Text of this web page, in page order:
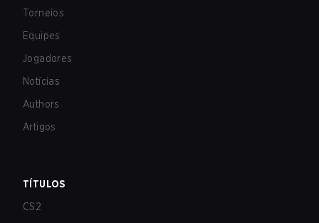
Torneios
Equipes
Jogadores
Notícias
Authors
Artigos
TÍTULOS
CS2